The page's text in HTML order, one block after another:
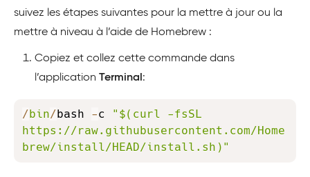
suivez les étapes suivantes pour la mettre à jour ou la
mettre à niveau à l’aide de Homebrew :
Copiez et collez cette commande dans
l’application Terminal :
/bin/bash -c
"$(curl -fsSL
https://raw.githubusercontent.com/Home
brew/install/HEAD/install.sh)"